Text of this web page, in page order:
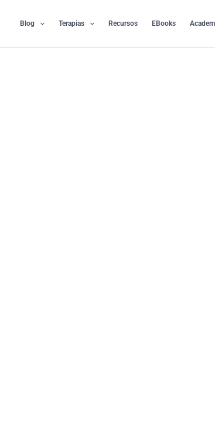
Blog Terapias Recursos EBooks